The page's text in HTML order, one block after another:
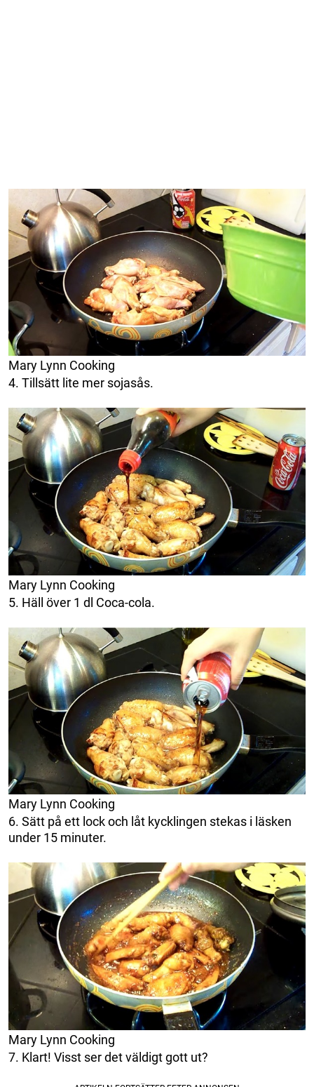
Mary Lynn Cooking
4. Tillsätt lite mer sojasås.
Mary Lynn Cooking
5. Häll över 1 dl Coca-cola.
Mary Lynn Cooking
6. Sätt på ett lock och låt kycklingen stekas i läsken
under 15 minuter.
Mary Lynn Cooking
7. Klart! Visst ser det väldigt gott ut?